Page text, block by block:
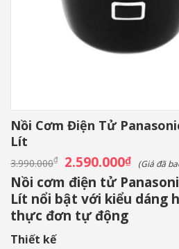
Nồi Cơm Điện Tử
Lít
3.990.000₫ Giá
gốc
là:
3.990.000₫.
2.590.000₫Giá
hiện
tại
là:
(Giá đã
Nồi cơm điện tử
Lít nổi bật với kiểu dáng
thực đơn tự động
Thiết kế